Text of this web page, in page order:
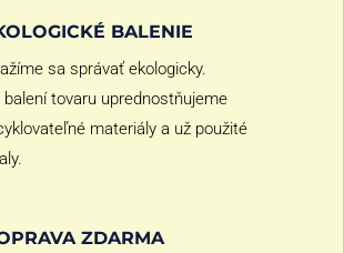
BALENIE
sa správať ekologicky.
balení tovaru uprednostňujeme
materiály a už použité
ZDARMA